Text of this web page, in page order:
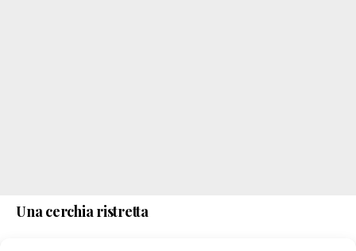
Una cerchia ristretta